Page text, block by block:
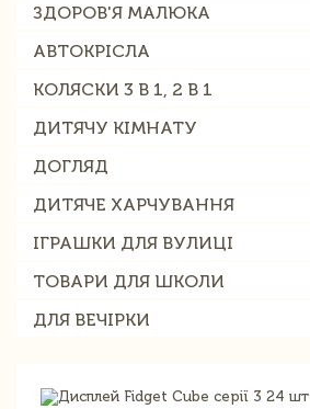
ЗДОРОВ'Я МАЛЮКА
АВТОКРІСЛА
КОЛЯСКИ 3 В 1, 2 В 1
ДИТЯЧУ КІМНАТУ
ДОГЛЯД
ДИТЯЧЕ ХАРЧУВАННЯ
ІГРАШКИ ДЛЯ ВУЛИЦІ
ТОВАРИ ДЛЯ ШКОЛИ
ДЛЯ ВЕЧІРКИ